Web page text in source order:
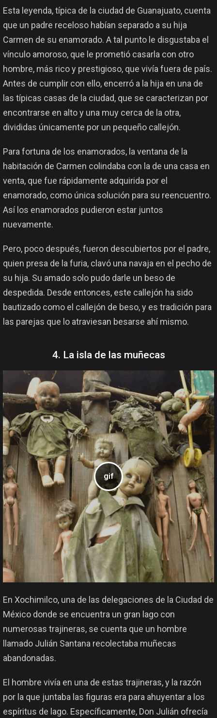
Esta leyenda, típica de la ciudad de Guanajuato, cuenta
que un padre receloso habían separado a su hija
Carmen de su enamorado. A tal punto le disgustaba el
vínculo amoroso, que le prometió casarla con otro
hombre, más rico y prestigioso, que vivía fuera de país.
Antes de cumplir con ello, encerró a la hija en una de
las típicas casas de la ciudad, que se caracterizan por
encontrarse en alto y una muy cerca de la otra,
divididas únicamente por un pequeño callejón.
Para fortuna de los enamorados, la ventana de la
habitación de Carmen colindaba con la de una casa en
venta, que fue rápidamente adquirida por el
enamorado, como única solución para su reencuentro.
Así los enamorados pudieron estar juntos
nuevamente.
Pero, poco después, fueron descubiertos por el padre,
quien presa de la furia, clavó una navaja en el pecho de
su hija. Su amado solo pudo darle un beso de
despedida. Desde entonces, este callejón ha sido
bautizado como el callejón de beso, y es tradición para
las parejas que lo atraviesan besarse ahí mismo.
4. La isla de las muñecas
En Xochimilco, una de las delegaciones de la Ciudad de
México donde se encuentra un gran lago con
numerosas trajineras, se cuenta que un hombre
llamado Julián Santana recolectaba muñecas
abandonadas.
El hombre vivía en una de estas trajineras, y la razón
por la que juntaba las figuras era para ahuyentar a los
espíritus de lago. Específicamente, Don Julián ofrecía